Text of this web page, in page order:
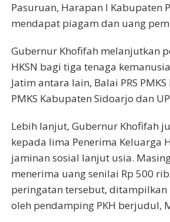
Pasuruan, Harapan I Kabupaten
mendapat piagam dan uang
Gubernur Khofifah melanjutkan
HKSN bagi tiga tenaga
Jatim antara lain, Balai PRS
PMKS Kabupaten Sidoarjo dan
Lebih lanjut, Gubernur Khofifah
kepada lima Penerima Keluarga
jaminan sosial lanjut usia.
menerima uang senilai Rp 500
peringatan tersebut,
oleh pendamping PKH berjudul,